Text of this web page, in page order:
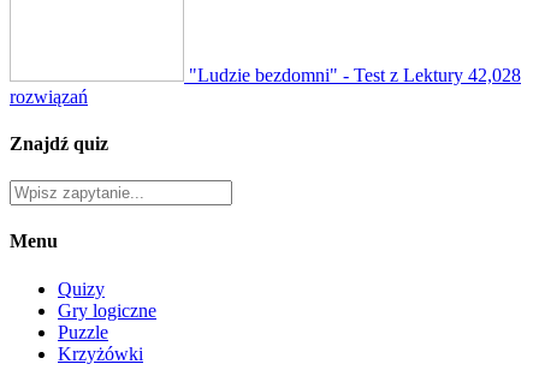
"Ludzie bezdomni" - Test z Lektury 42,028
rozwiązań
Znajdź quiz
Menu
Quizy
Gry logiczne
Puzzle
Krzyżówki